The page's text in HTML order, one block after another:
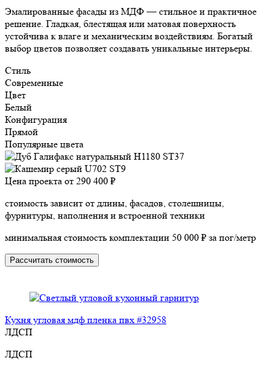
Эмалированные фасады из МДФ — стильное и практичное
решение. Гладкая, блестящая или матовая поверхность
устойчива к влаге и механическим воздействиям. Богатый
выбор цветов позволяет создавать уникальные интерьеры.
Стиль
Современные
Цвет
Белый
Конфигурация
Прямой
Популярные цвета
Цена проекта от 290 400 ₽
стоимость зависит от длины, фасадов, столешницы,
фурнитуры, наполнения и встроенной техники
минимальная стоимость комплектации 50 000 ₽ за пог/метр
Рассчитать стоимость
Кухня угловая мдф пленка пвх #32958
ЛДСП
ЛДСП